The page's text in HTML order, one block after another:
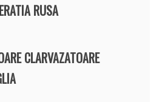
RUSA
CLARVAZATOARE